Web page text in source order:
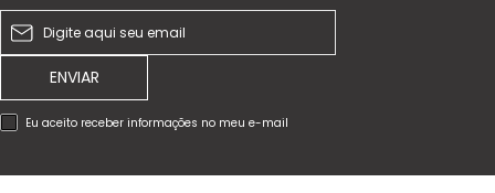
ENVIAR
Eu aceito receber informações no meu e-mail